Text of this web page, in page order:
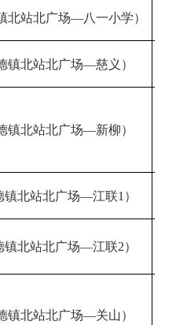
北站北广场—八一小学）
镇北站北广场—慈义 ）
镇北站北广场—新柳）
镇北站北广场—江联1 ）
镇北站北广场—江联2）
镇北站北广场—关山）